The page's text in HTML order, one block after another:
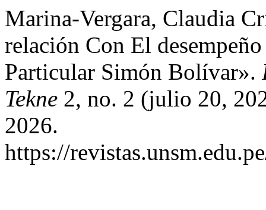
Marina-Vergara, Claudia
relación Con El
Particular Simón Bolívar».
Tekne 2, no. 2 (julio 20,
2026.
https://